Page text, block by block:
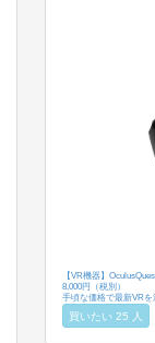
【VR機器】
8,000円（税別）
手頃な価格で最新VRを
買いたい 25 人